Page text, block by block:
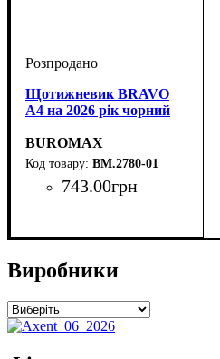
Щотижневик BRAVO
А4 на 2026 рік чорний
BUROMAX
BM.2780-01
743.00грн
Виробники